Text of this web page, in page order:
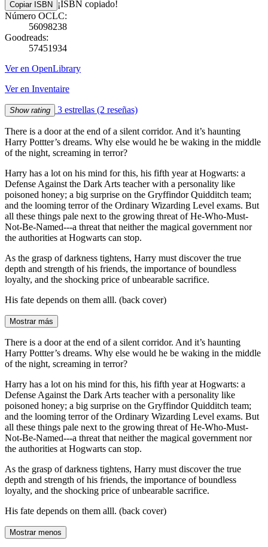
Copiar ISBN ¡ISBN copiado!
Número OCLC:
56098238
Goodreads:
57451934
Ver en OpenLibrary
Ver en Inventaire
Show rating 3 estrellas (2 reseñas)
There is a door at the end of a silent corridor. And it’s haunting
Harry Pottter’s dreams. Why else would he be waking in the middle
of the night, screaming in terror?
Harry has a lot on his mind for this, his fifth year at Hogwarts: a
Defense Against the Dark Arts teacher with a personality like
poisoned honey; a big surprise on the Gryffindor Quidditch team;
and the looming terror of the Ordinary Wizarding Level exams. But
all these things pale next to the growing threat of He-Who-Must-
Not-Be-Named---a threat that neither the magical government nor
the authorities at Hogwarts can stop.
As the grasp of darkness tightens, Harry must discover the true
depth and strength of his friends, the importance of boundless
loyalty, and the shocking price of unbearable sacrifice.
His fate depends on them alll. (back cover)
Mostrar más
There is a door at the end of a silent corridor. And it’s haunting
Harry Pottter’s dreams. Why else would he be waking in the middle
of the night, screaming in terror?
Harry has a lot on his mind for this, his fifth year at Hogwarts: a
Defense Against the Dark Arts teacher with a personality like
poisoned honey; a big surprise on the Gryffindor Quidditch team;
and the looming terror of the Ordinary Wizarding Level exams. But
all these things pale next to the growing threat of He-Who-Must-
Not-Be-Named---a threat that neither the magical government nor
the authorities at Hogwarts can stop.
As the grasp of darkness tightens, Harry must discover the true
depth and strength of his friends, the importance of boundless
loyalty, and the shocking price of unbearable sacrifice.
His fate depends on them alll. (back cover)
Mostrar menos